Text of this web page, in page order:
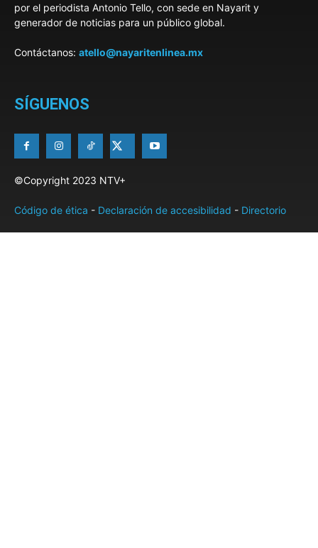
por el periodista Antonio Tello, con sede en Nayarit y
generador de noticias para un público global.
Contáctanos: atello@nayaritenlinea.mx
SÍGUENOS
©Copyright 2023 NTV+
Código de ética - Declaración de accesibilidad - Directorio